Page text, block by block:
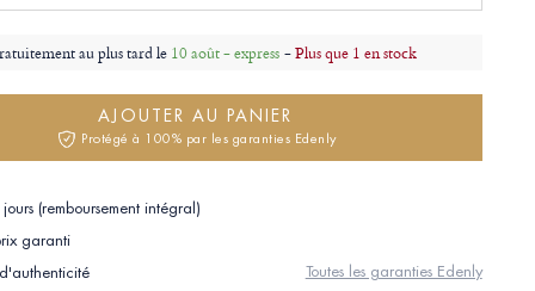
au plus tard le 10 août - express -Plus que 1 en stock
AJOUTER AU PANIER
Protégé à 100% par les garanties Edenly
(remboursement intégral)
garanti
Toutes les garanties Edenly